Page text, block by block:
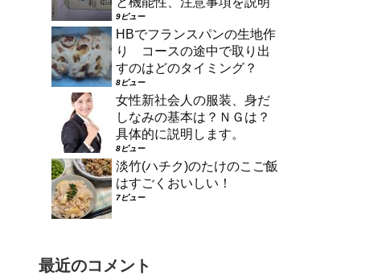
9ビュー
HBでフランスパンの生地作
り コースの途中で取り出
すのはどのタイミング？
8ビュー
女性新社会人の服装、身だ
しなみの基本は？ＮＧは？
具体的に説明します。
8ビュー
淡竹(ハチク)のたけのこご飯
はすごくおいしい！
7ビュー
最近のコメント